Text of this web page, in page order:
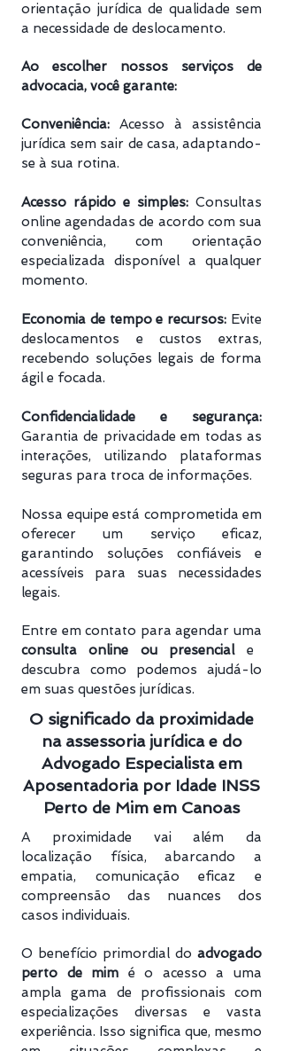
orientação jurídica de qualidade sem
a necessidade de deslocamento.
Ao escolher nossos serviços de
advocacia, você garante:
Conveniência: Acesso à assistência
jurídica sem sair de casa, adaptando-
se à sua rotina.
Acesso rápido e simples: Consultas
online agendadas de acordo com sua
conveniência, com orientação
especializada disponível a qualquer
momento.
Economia de tempo e recursos: Evite
deslocamentos e custos extras,
recebendo soluções legais de forma
ágil e focada.
Confidencialidade e segurança:
Garantia de privacidade em todas as
interações, utilizando plataformas
seguras para troca de informações.
Nossa equipe está comprometida em
oferecer um serviço eficaz,
garantindo soluções confiáveis e
acessíveis para suas necessidades
legais.
Entre em contato para agendar uma
consulta online ou presenciale
descubra como podemos ajudá-lo
em suas questões jurídicas.
O significado da proximidade
na assessoria jurídica e do
Advogado Especialista em
Aposentadoria por Idade INSS
Perto de Mim em Canoas
A proximidade vai além da
localização física, abarcando a
empatia, comunicação eficaz e
compreensão das nuances dos
casos individuais.
O benefício primordial do advogado
perto de mim é o acesso a uma
ampla gama de profissionais com
especializações diversas e vasta
experiência. Isso significa que, mesmo